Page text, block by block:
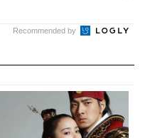
Recommended by